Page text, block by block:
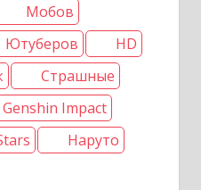
Мобов
Ютуберов
HD
Страшные
Genshin Impact
Наруто